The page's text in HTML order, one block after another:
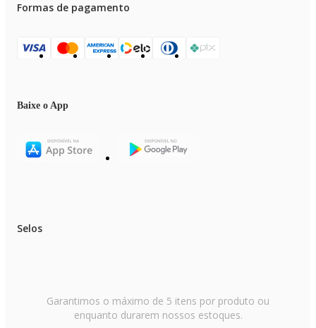
Formas de pagamento
Baixe o App
Selos
Garantimos o máximo de 5 itens por produto ou
enquanto durarem nossos estoques.